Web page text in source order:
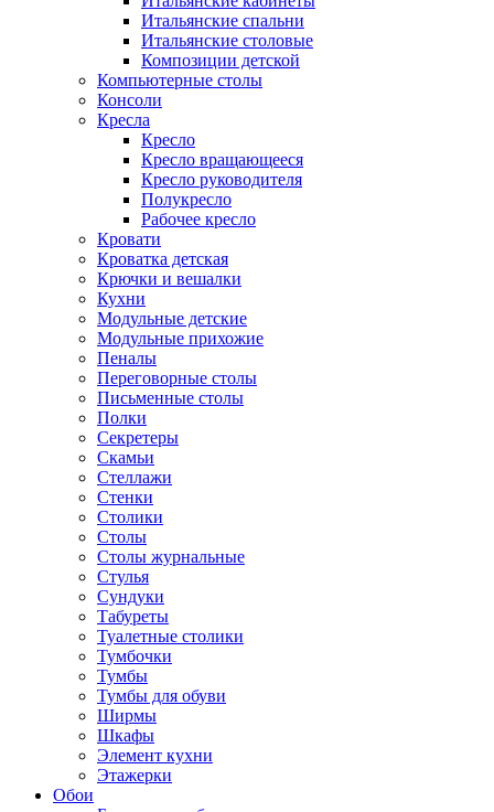
Итальянские спальни
Итальянские столовые
Композиции детской
Компьютерные столы
Консоли
Кресла
Кресло
Кресло вращающееся
Кресло руководителя
Полукресло
Рабочее кресло
Кровати
Кроватка детская
Крючки и вешалки
Кухни
Модульные детские
Модульные прихожие
Пеналы
Переговорные столы
Письменные столы
Полки
Секретеры
Скамьи
Стеллажи
Стенки
Столики
Столы
Столы журнальные
Стулья
Сундуки
Табуреты
Туалетные столики
Тумбочки
Тумбы
Тумбы для обуви
Ширмы
Шкафы
Элемент кухни
Этажерки
Обои